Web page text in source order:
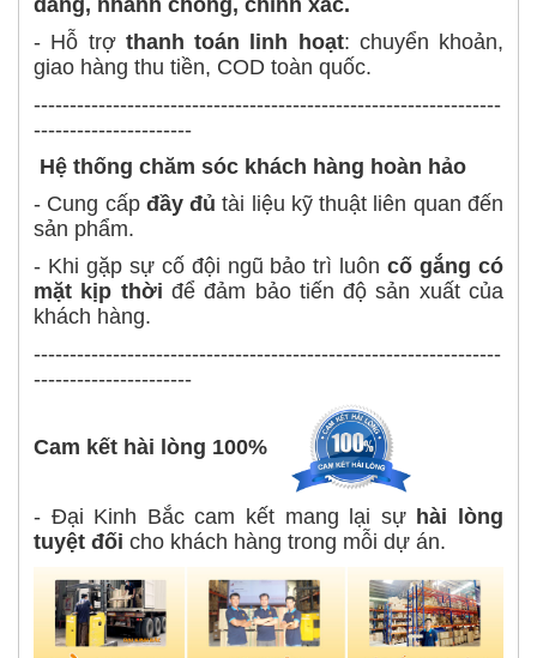
dàng, nhanh chóng, chính xác.
- Hỗ trợ thanh toán linh hoạt: chuyển khoản,
giao hàng thu tiền, COD toàn quốc.
-----------------------------------------------------------------
----------------------
Hệ thống chăm sóc khách hàng hoàn hảo
- Cung cấp đầy đủ tài liệu kỹ thuật liên quan đến
sản phẩm.
- Khi gặp sự cố đội ngũ bảo trì luôncố gắng có
mặt kịp thời để đảm bảo tiến độ sản xuất của
khách hàng.
-----------------------------------------------------------------
----------------------
Cam kết hài lòng 100%
- Đại Kinh Bắc cam kết mang lại sự hài lòng
tuyệt đối cho khách hàng trong mỗi dự án.